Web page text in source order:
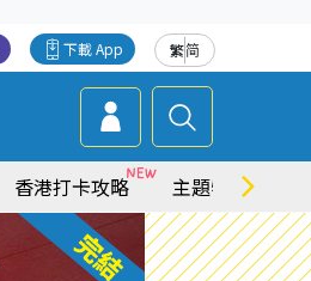
繁简
下載 App
香港打卡攻略 主題特集